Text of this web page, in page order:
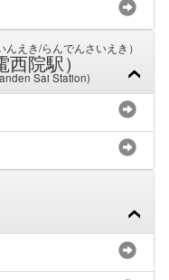
えき/らんでんさいえき）
院駅）
Sai Station)